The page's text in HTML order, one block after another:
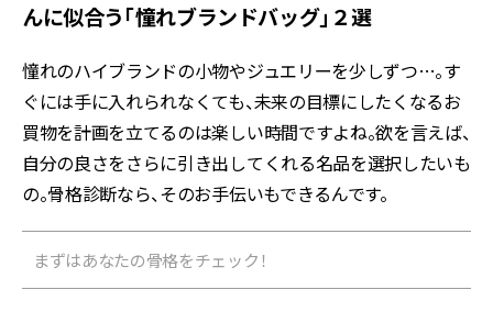
んに似合う「憧れブランドバッグ」２選
憧れのハイブランドの小物やジュエリーを少しずつ…。す
ぐには手に入れられなくても、未来の目標にしたくなるお
買物を計画を立てるのは楽しい時間ですよね。欲を言えば、
自分の良さをさらに引き出してくれる名品を選択したいも
の。骨格診断なら、そのお手伝いもできるんです。
まずはあなたの骨格をチェック！